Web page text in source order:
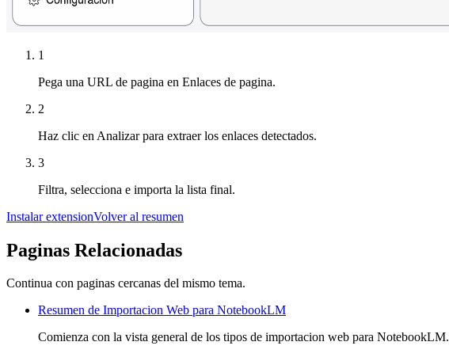
1
Pega una URL de pagina en Enlaces de pagina.
2
Haz clic en Analizar para extraer los enlaces detectados.
3
Filtra, selecciona e importa la lista final.
Instalar extensionVolver al resumen
Paginas Relacionadas
Continua con paginas cercanas del mismo tema.
Resumen de Importacion Web para NotebookLM
Comienza con la vista general de los tipos de importacion web para NotebookLM.